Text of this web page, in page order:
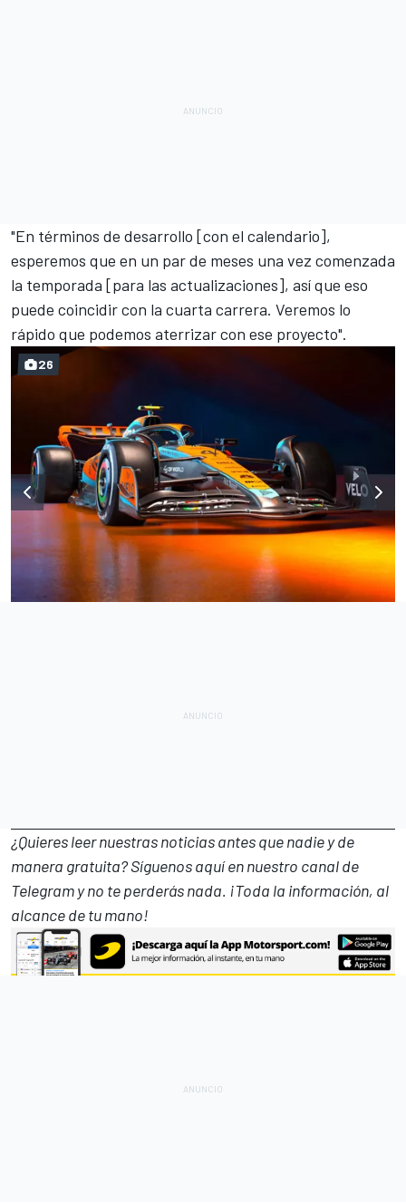
"En términos de desarrollo [con el calendario],
esperemos que en un par de meses una vez comenzada
la temporada [para las actualizaciones], así que eso
puede coincidir con la cuarta carrera. Veremos lo
rápido que podemos aterrizar con ese proyecto".
26
¿Quieres leer nuestras noticias antes que nadie y de
manera gratuita? Síguenosaquí en nuestro canal de
Telegramy no te perderás nada. ¡Toda la información, al
alcance de tu mano!